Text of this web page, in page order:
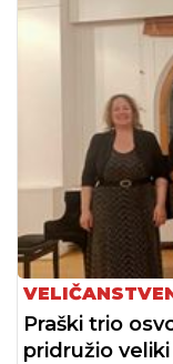
Praški trio
pridružio